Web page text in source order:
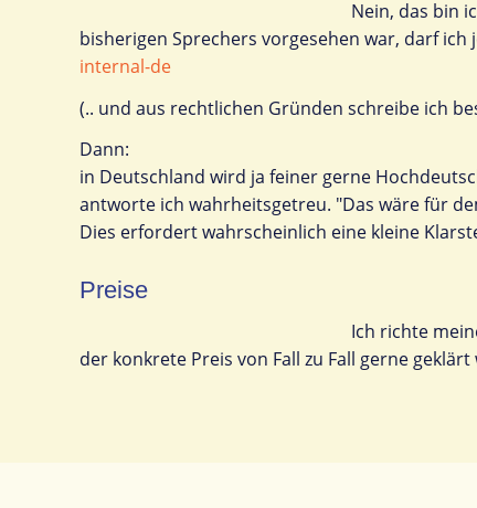
Nein, das bin
bisherigen Sprechers vorgesehen war, darf
internal-de
(.. und aus rechtlichen Gründen schreibe ich
Dann:
in Deutschland wird ja feiner gerne
antworte ich wahrheitsgetreu. "Das wäre für
Dies erfordert wahrscheinlich eine kleine
Preise
Ich richte
der konkrete Preis von Fall zu Fall gerne geklärt